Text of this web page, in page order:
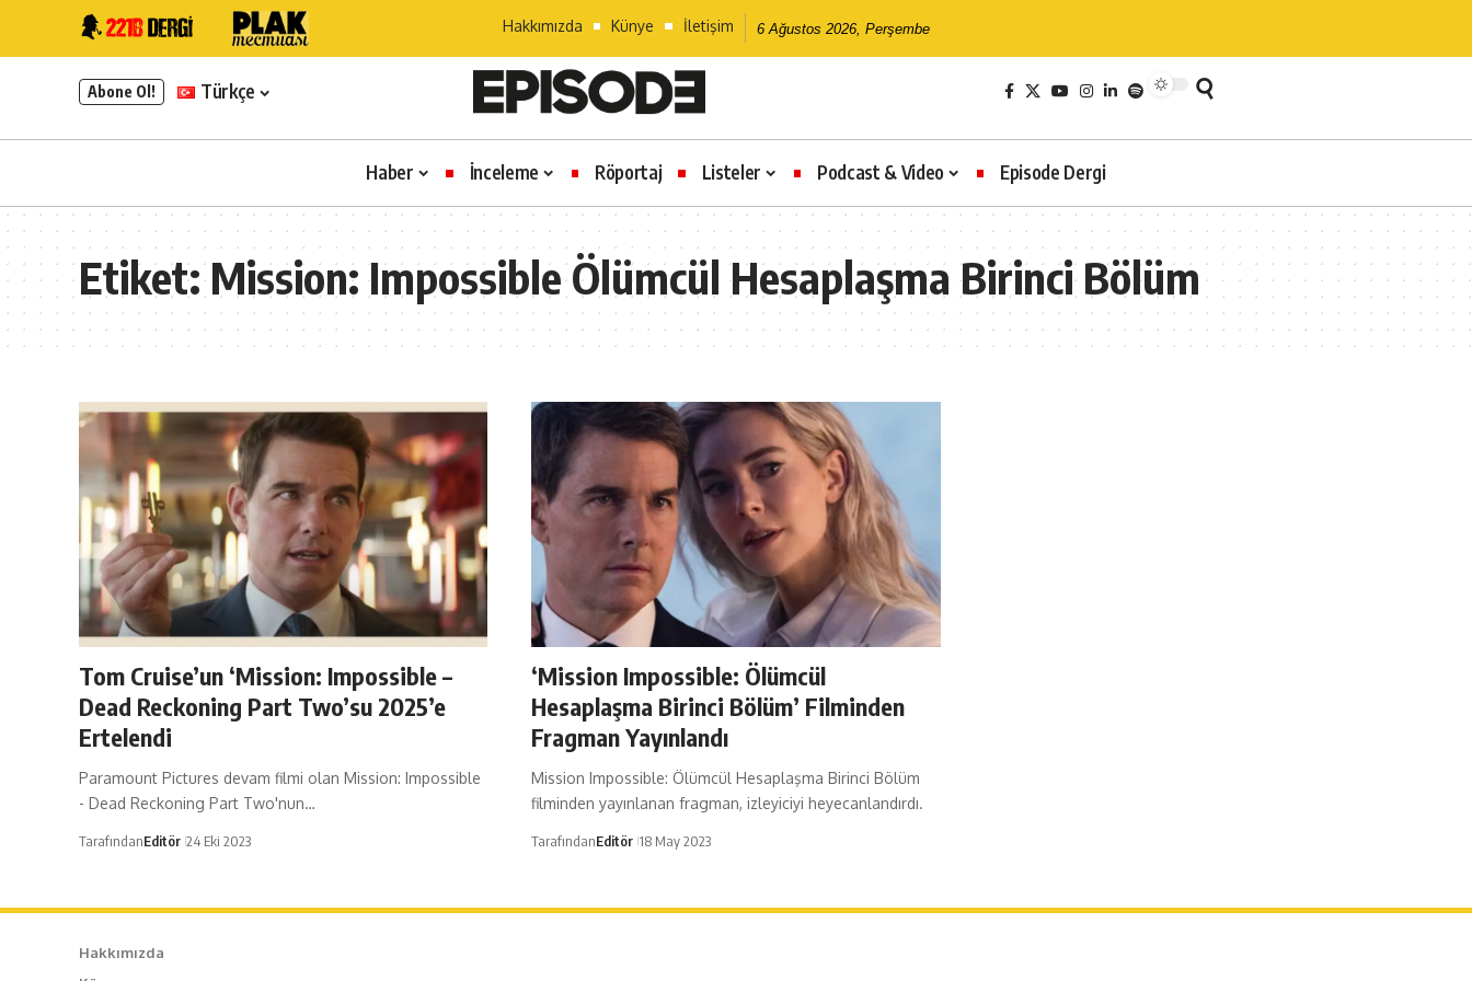
Hakkımızda Künye İletişim 6 Ağustos 2026, Perşembe
Abone Ol! Türkçe
Haber İnceleme Röportaj Listeler Podcast & Video Episode Dergi
Etiket:Mission: Impossible Ölümcül Hesaplaşma Birinci Bölüm
Tom Cruise’un ‘Mission: Impossible –
Dead Reckoning Part Two’su 2025’e
Ertelendi
Paramount Pictures devam filmi olan Mission: Impossible
- Dead Reckoning Part Two'nun…
TarafındanEditör 24 Eki 2023
‘Mission Impossible: Ölümcül
Hesaplaşma Birinci Bölüm’ Filminden
Fragman Yayınlandı
Mission Impossible: Ölümcül Hesaplaşma Birinci Bölüm
filminden yayınlanan fragman, izleyiciyi heyecanlandırdı.
TarafındanEditör 18 May 2023
Hakkımızda